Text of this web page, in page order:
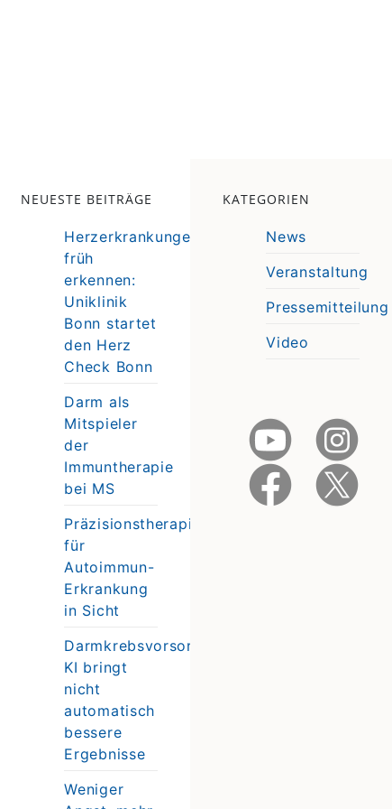
NEUESTE BEITRÄGE
Herzerkrankungen
früh
erkennen:
Uniklinik
Bonn startet
den Herz
Check Bonn
Darm als
Mitspieler
der
Immuntherapie
bei MS
Präzisionstherapie
für
Autoimmun-
Erkrankung
in Sicht
Darmkrebsvorsorge:
KI bringt
nicht
automatisch
bessere
Ergebnisse
Weniger
KATEGORIEN
News
Veranstaltung
Pressemitteilung
Video